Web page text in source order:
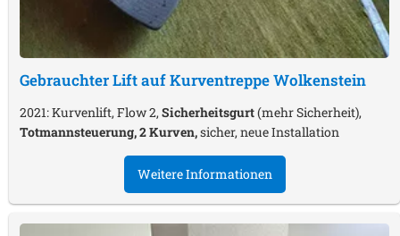
Gebrauchter Lift auf KurventreppeWolkenstein
2021: Kurvenlift, Flow 2, Sicherheitsgurt(mehr Sicherheit),
Totmannsteuerung, 2 Kurven,sicher, neue Installation
Weitere Informationen